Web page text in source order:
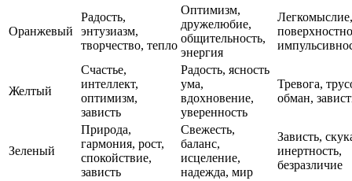
Оранжевый
Радость,
энтузиазм,
творчество, тепло
Оптимизм,
дружелюбие,
общительность,
энергия
Легкомыслие,
Желтый
Счастье,
интеллект,
оптимизм,
зависть
Радость, ясность
ума,
вдохновение,
уверенность
Тревога,
обман,
Зеленый
Природа,
гармония, рост,
спокойствие,
зависть
Свежесть,
баланс,
исцеление,
надежда, мир
Зависть,
инертность,
безразличие